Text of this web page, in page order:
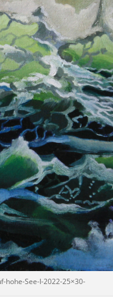
hohe-See-I-2022-25×30-